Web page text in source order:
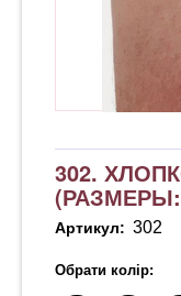
302.
(РАЗМЕРЫ:
Артикул: 302
Обрати колір: